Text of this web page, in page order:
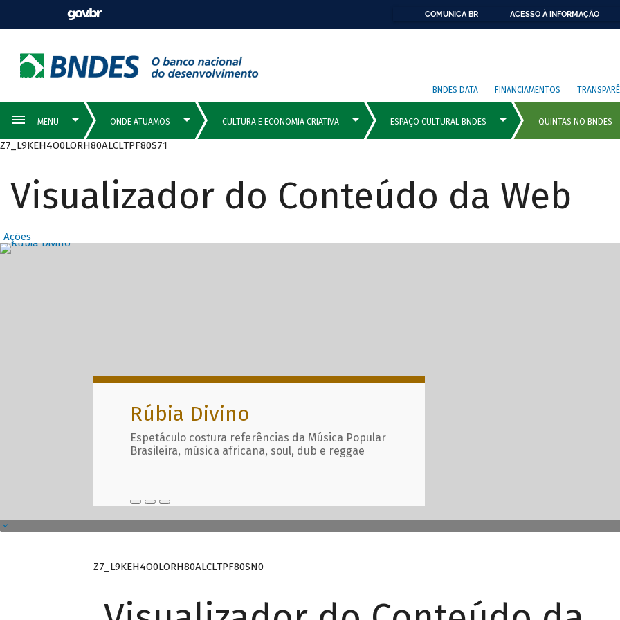
COMUNICA BR ACESSO À INFORMAÇÃO
BNDES DATA FINANCIAMENTOS
Z7_L9KEH4O0LORH80ALCLTPF80S71
Visualizador do Conteúdo da Web
Ações
Destaques Principais com
Rúbia Divino
Espetáculo costura referências da Música Popular
Brasileira, música africana, soul, dub e reggae
Z7_L9KEH4O0LORH80ALCLTPF80SN0